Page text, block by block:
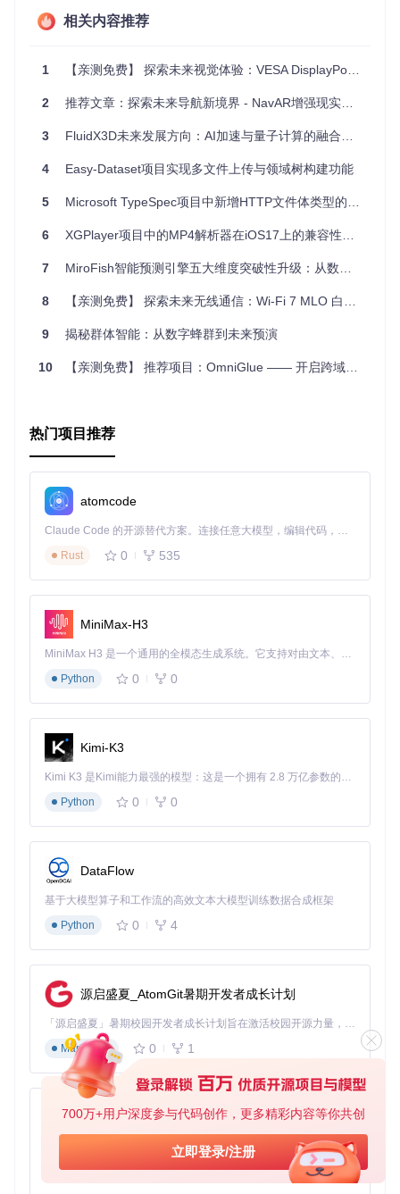
700万+用户深度参与代码创作，更多精彩内容等你共创
立即登录/注册
服务器独立：FancyUpload不依赖特定的后端环境，可灵活
样式自定义：完全可以通过CSS和XHTML进行界面定制，
满足不同项目需求的视觉风格。
：设置简单，只需几步即可集成到你的Web应用中。
跨浏览器支持
：依托MooTools库，支持所有现代浏览器。
如果你想为你的网站或应用添加高级的文件上传功能，Fancy
Upload绝对值得尝试。无论你是前端开发者还是设计者，这个
项目都能助你创建出既实用又美观的文件上传体验。
相关内容推荐
1 【亲测免费】 探索未来视觉体验：VESA DisplayPort 2.0标准深度解析
2 推荐文章：探索未来导航新境界 - NavAR增强现实定位应用
3 FluidX3D未来发展方向：AI加速与量子计算的融合前景
4 Easy-Dataset项目实现多文件上传与领域树构建功能
5 Microsoft TypeSpec项目中新增HTTP文件体类型的特性解析
6 XGPlayer项目中的MP4解析器在iOS17上的兼容性问题解析
7 MiroFish智能预测引擎五大维度突破性升级：从数据到决策的全流程革新
8 【亲测免费】 探索未来无线通信：Wi-Fi 7 MLO 白皮书深度解析
9 揭秘群体智能：从数字蜂群到未来预演
10 【亲测免费】 推荐项目：OmniGlue —— 开启跨域图像匹配新纪元
热门项目推荐
atomcode
Claude Code 的开源替代方案。连接任意大模型，编辑代码，运行命令，自动验证 — 全自动执行。用 Rust 构建，极致性能。 ｜ An open-source alternative to Claude Code. Connect any LLM, edit code, run commands, and verify changes — autonomously. Built in Rust for speed. Get Started
Rust
0 535
MiniMax-H3
MiniMax H3 是一个通用的全模态生成系统。它支持对由文本、图像、视频和音频组成的多模态上下文进行统一理解，并能生成分辨率高达 2K、时长可达 15 秒的带原生立体声音频的视频。得益于面向任务泛化的系统设计，H3 在预训练阶段就已具备广泛的多模态上下文理解与生成能力，能够出色地执行复杂的多模态指令。
Python
0 0
Kimi-K3
Kimi K3 是Kimi能力最强的模型：这是一个拥有 2.8 万亿参数的混合专家（MoE）模型，具备原生视觉理解能力，并支持 100 万 token 的上下文窗口。
Python
0 0
DataFlow
基于大模型算子和工作流的高效文本大模型训练数据合成框架
Python
0 4
源启盛夏_AtomGit暑期开发者成长计划
「源启盛夏」暑期校园开发者成长计划旨在激活校园开源力量，通过积分激励、认证扶持、资源倾斜等形式，引导高校组织和开发者完成「入驻 — 建项目 — 做贡献 — 获认证 — 得资源」的完整闭环。无论你是想带领社团入驻平台的组织者，还是希望用代码贡献证明自己的开发者，都能在这里找到属于你的成长路径。
Markdown
0 1
py-xiaozhi
基于Python的Xiaozhi AI，适用于想要完整Xiaozhi体验而无需拥有专用硬件的用户。
Python
0 1